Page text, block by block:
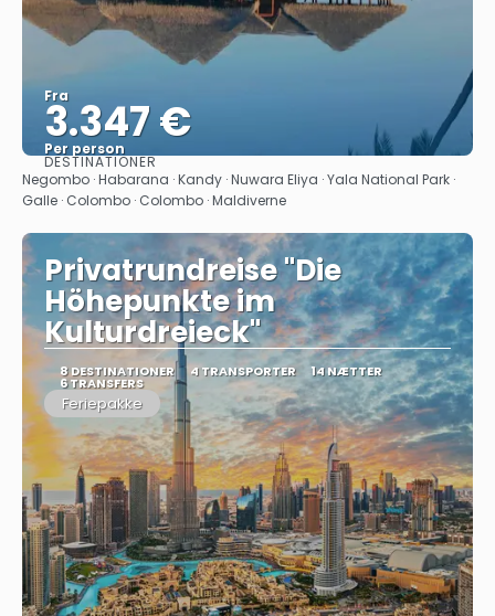
Fra
3.347 €
Per person
Se
DESTINATIONER
Negombo · Habarana · Kandy · Nuwara Eliya · Yala National Park ·
Galle · Colombo · Colombo · Maldiverne
Privatrundreise "Die
Höhepunkte im
Kulturdreieck"
8 DESTINATIONER 4 TRANSPORTER 14 NÆTTER
6 TRANSFERS
Feriepakke